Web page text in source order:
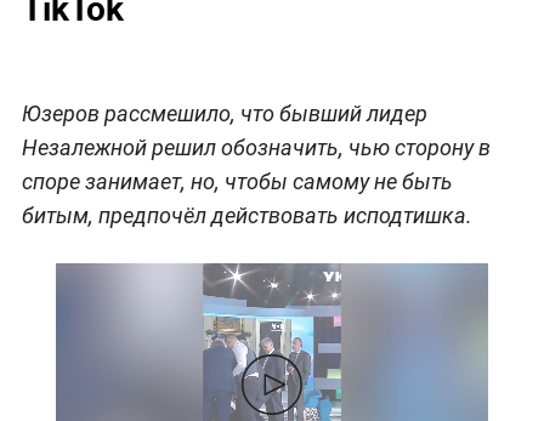
Юзеров рассмешило, что бывший лидер
Незалежной решил обозначить, чью сторону в
споре занимает, но, чтобы самому не быть
битым, предпочёл действовать исподтишка.